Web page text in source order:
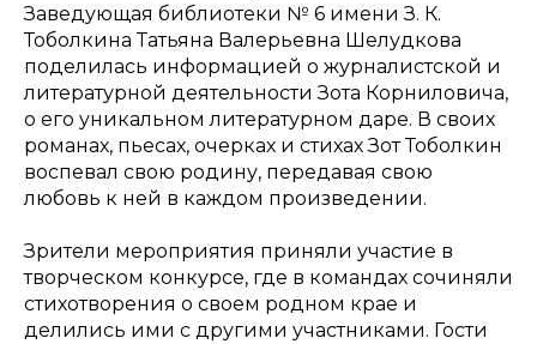
Заведующая библиотеки № 6 имени З. К.
Тоболкина Татьяна Валерьевна Шелудкова
поделилась информацией о журналистской и
литературной деятельности Зота Корниловича,
о его уникальном литературном даре. В своих
романах, пьесах, очерках и стихах Зот Тоболкин
воспевал свою родину, передавая свою
любовь к ней в каждом произведении.
Зрители мероприятия приняли участие в
творческом конкурсе, где в командах сочиняли
стихотворения о своем родном крае и
делились ими с другими участниками. Гости